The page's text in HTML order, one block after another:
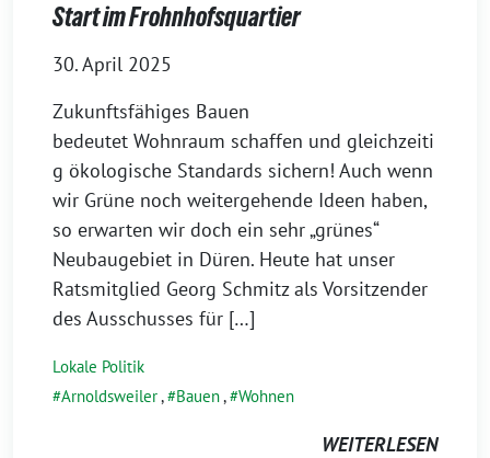
Start im Frohnhofsquartier
30. April 2025
Zukunftsfähiges Bauen
bedeutet Wohnraum schaffen und gleichzeiti
g ökologische Standards sichern! Auch wenn
wir Grüne noch weitergehende Ideen haben,
so erwarten wir doch ein sehr „grünes“
Neubaugebiet in Düren. Heute hat unser
Ratsmitglied Georg Schmitz als Vorsitzender
des Ausschusses für […]
Lokale Politik
Arnoldsweiler, Bauen, Wohnen
WEITERLESEN